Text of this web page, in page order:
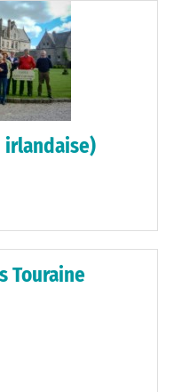
irlandaise)
Touraine